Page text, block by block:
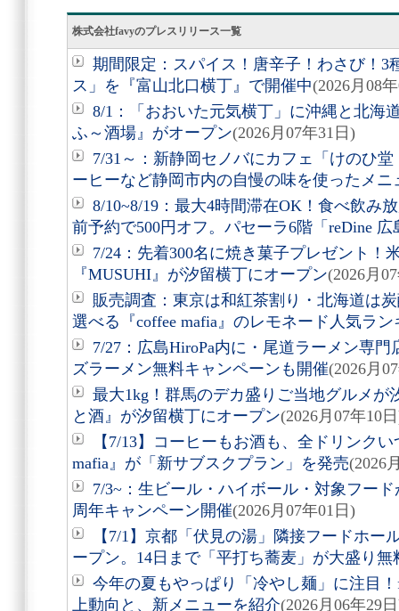
株式会社favyのプレスリリース一覧
期間限定：スパイス！唐辛子！わさび！3
ス」を『富山北口横丁』で開催中(2026月08
8/1：「おおいた元気横丁」に沖縄と北海
ふ～酒場』がオープン(2026月07年31日)
7/31～：新静岡セノバにカフェ「けのひ
ーヒーなど静岡市内の自慢の味を使ったメニ
8/10~8/19：最大4時間滞在OK！食べ飲み
前予約で500円オフ。パセーラ6階「reDine 広
7/24：先着300名に焼き菓子プレゼント！
『MUSUHI』が汐留横丁にオープン(2026月
販売調査：東京は和紅茶割り・北海道は
選べる『coffee mafia』のレモネード人気ラ
7/27：広島HiroPa内に・尾道ラーメン専
ズラーメン無料キャンペーンも開催(2026月
最大1kg！群馬のデカ盛りご当地グルメが
と酒』が汐留横丁にオープン(2026月07年10
【7/13】コーヒーもお酒も、全ドリンク
mafia』が「新サブスクプラン」を発売(2026
7/3~：生ビール・ハイボール・対象フー
周年キャンペーン開催(2026月07年01日)
【7/1】京都「伏見の湯」隣接フードホー
ープン。14日まで「平打ち蕎麦」が大盛り無
今年の夏もやっぱり「冷やし麺」に注目
上動向と、新メニューを紹介(2026月06年29